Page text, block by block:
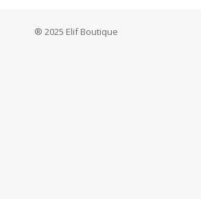
® 2025 Elif Boutique